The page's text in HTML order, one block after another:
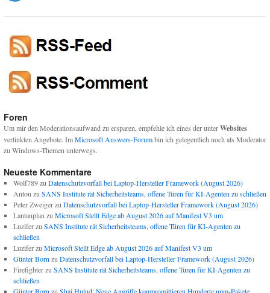
Foren
Um mir den Moderationsaufwand zu ersparen, empfehle ich eines der unterWebsites
verlinkten Angebote. ImMicrosoft Answers-Forumbin ich gelegentlich noch als Moderator
zu Windows-Themen unterwegs.
Neueste Kommentare
Wolf789zu Datenschutzvorfall bei Laptop-Hersteller Framework (August 2026)
Anton zu SANS Institute rät Sicherheitsteams, offene Türen für KI-Agenten zu schließen
Peter Zweigerzu Datenschutzvorfall bei Laptop-Hersteller Framework (August 2026)
Lantanplan zu Microsoft Stellt Edge ab August 2026 auf Manifest V3 um
Luziferzu SANS Institute rät Sicherheitsteams, offene Türen für KI-Agenten zu
schließen
Luziferzu Microsoft Stellt Edge ab August 2026 auf Manifest V3 um
Günter Born zu Datenschutzvorfall bei Laptop-Hersteller Framework (August 2026)
Firefighterzu SANS Institute rät Sicherheitsteams, offene Türen für KI-Agenten zu
schließen